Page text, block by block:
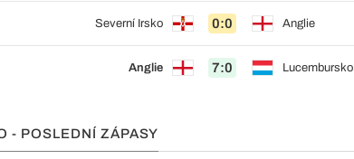
Severní Irsko 0:0 Anglie
Anglie 7:0 Lucembursko
- POSLEDNÍ ZÁPASY